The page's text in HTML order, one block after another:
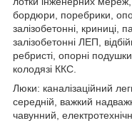
бордюри, поребрики,
залізобетонні, криниці,
залізобетонні ЛЕП,
ребристі, опорні
колодязі ККС.
Люки: каналізаційний
середній, важкий
чавунний,